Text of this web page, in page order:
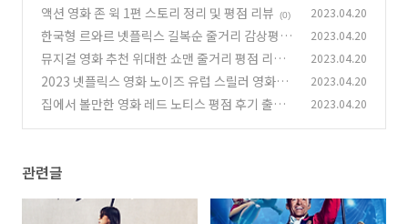
액션 영화 존 윅 1편 스토리 정리 및 평점 리뷰
(0) 2023.04.20
한국형 르와르 넷플릭스 길복순 줄거리 감상평
(0)
2023.04.20
뮤지컬 영화 추천 위대한 쇼맨 줄거리 평점 리뷰
(0)
2023.04.20
2023 넷플릭스 영화 노이즈 유럽 스릴러 영화리
뷰
(0)
2023.04.20
집에서 볼만한 영화 레드 노티스 평점 후기 출연
2023.04.20
관련글